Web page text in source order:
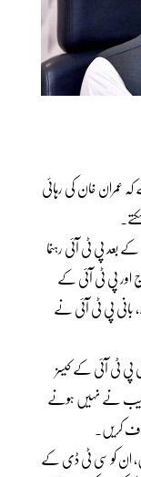
عمران خان کی رہائی
بعد پی ٹی آئی رہنما
اور پی ٹی آئی کے
بانی پی ٹی آئی نے
پی ٹی آئی کے کیسز
نیب نے نہیں ہونے
کریں۔
ان کو سی ٹی ڈی کے